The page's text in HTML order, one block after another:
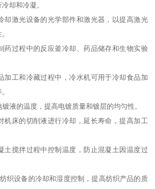
却和冷凝。
却激光设备的光学部件和激光器，以提高激光
药过程中的反应釜冷却、药品储存和生物实验
加工和冷藏过程中，冷水机可用于冷却食品加
液的温度，提高电镀质量和镀层的均匀性。
机床的切削液进行冷却，延长寿命，提高加工
土搅拌过程中控制温度，防止混凝土因温度过
织设备的冷却和湿度控制，提高纺织产品的质